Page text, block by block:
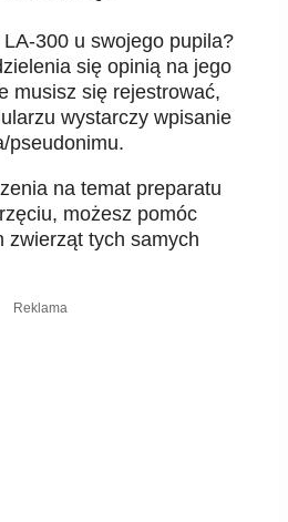
300 u swojego pupila?
się opinią na jego
musisz się rejestrować,
wystarczy wpisanie
pseudonimu.
na temat preparatu
możesz pomóc
zwierząt tych samych
Reklama